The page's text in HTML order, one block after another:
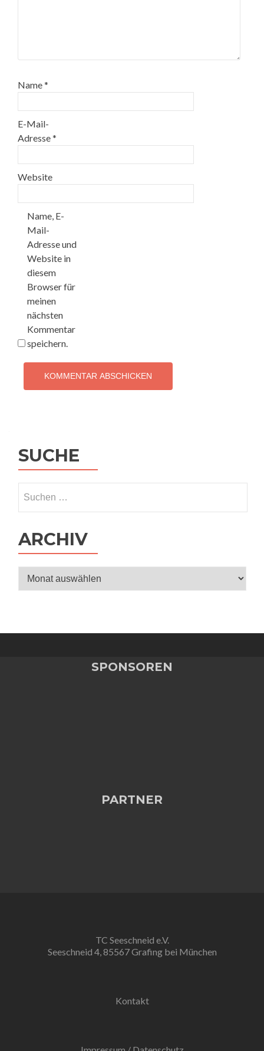
Name*
E-Mail-
Adresse*
Website
Name, E-
Mail-
Adresse und
Website in
diesem
Browser für
meinen
nächsten
Kommentar
speichern.
SUCHE
nach:
ARCHIV
Archiv
SPONSOREN
PARTNER
TC Seeschneid e.V.
Seeschneid 4, 85567 Grafing bei München
Kontakt